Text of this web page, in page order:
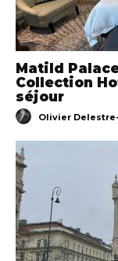
Matild
Collection
séjour
Olivier